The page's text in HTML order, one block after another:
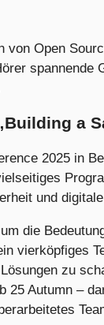
von Open
spannende
a
2025 in
und
die
vierköpfiges
zu
25 Autumn –